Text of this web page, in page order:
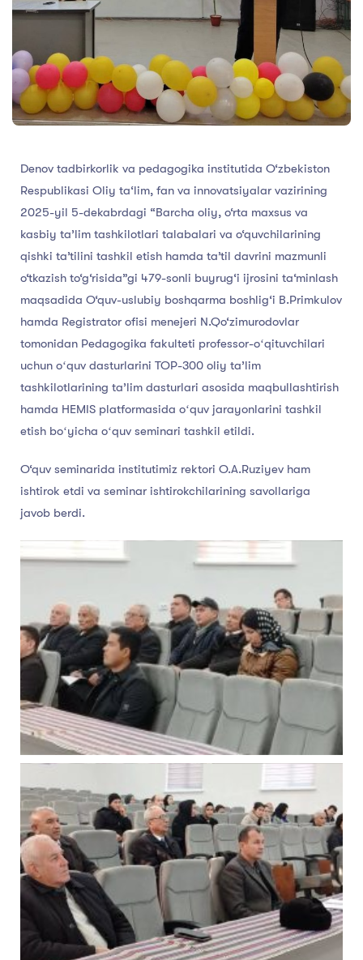
Denov tadbirkorlik va pedagogika institutida O‘zbekiston
Respublikasi Oliy ta‘lim, fan va innovatsiyalar vazirining
2025-yil 5-dekabrdagi “Barcha oliy, o‘rta maxsus va
kasbiy ta’lim tashkilotlari talabalari va o‘quvchilarining
qishki ta’tilini tashkil etish hamda ta’til davrini mazmunli
o‘tkazish to‘g‘risida”gi 479-sonli buyrug‘i ijrosini ta‘minlash
maqsadida O‘quv-uslubiy boshqarma boshlig‘i B.Primkulov
hamda Registrator ofisi menejeri N.Qo‘zimurodovlar
tomonidan Pedagogika fakulteti professor-oʻqituvchilari
uchun oʻquv dasturlarini TOP-300 oliy ta’lim
tashkilotlarining ta’lim dasturlari asosida maqbullashtirish
hamda HEMIS platformasida oʻquv jarayonlarini tashkil
etish boʻyicha oʻquv seminari tashkil etildi.
O‘quv seminarida institutimiz rektori O.A.Ruziyev ham
ishtirok etdi va seminar ishtirokchilarining savollariga
javob berdi.